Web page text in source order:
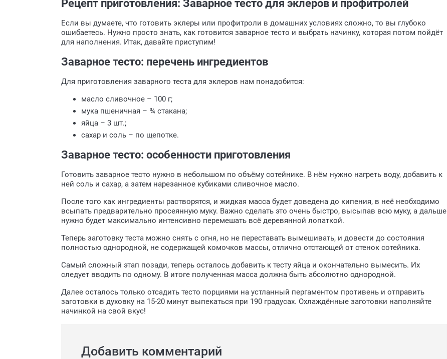
Рецепт приготовления: Заварное тесто для эклеров и профитролей
Если вы думаете, что готовить эклеры или профитроли в домашних условиях сложно, то вы глубоко
ошибаетесь. Нужно просто знать, как готовится заварное тесто и выбрать начинку, которая потом пойдёт
для наполнения. Итак, давайте приступим!
Заварное тесто: перечень ингредиентов
Для приготовления заварного теста для эклеров нам понадобится:
масло сливочное – 100 г;
мука пшеничная – ¾ стакана;
яйца – 3 шт.;
сахар и соль – по щепотке.
Заварное тесто: особенности приготовления
Готовить заварное тесто нужно в небольшом по объёму сотейнике. В нём нужно нагреть воду, добавить к
ней соль и сахар, а затем нарезанное кубиками сливочное масло.
После того как ингредиенты растворятся, и жидкая масса будет доведена до кипения, в неё необходимо
всыпать предварительно просеянную муку. Важно сделать это очень быстро, высыпав всю муку, а дальше
нужно будет максимально интенсивно перемешать всё деревянной лопаткой.
Теперь заготовку теста можно снять с огня, но не переставать вымешивать, и довести до состояния
полностью однородной, не содержащей комочков массы, отлично отстающей от стенок сотейника.
Самый сложный этап позади, теперь осталось добавить к тесту яйца и окончательно вымесить. Их
следует вводить по одному. В итоге полученная масса должна быть абсолютно однородной.
Далее осталось только отсадить тесто порциями на устланный пергаментом противень и отправить
заготовки в духовку на 15-20 минут выпекаться при 190 градусах. Охлаждённые заготовки наполняйте
начинкой на свой вкус!
Добавить комментарий